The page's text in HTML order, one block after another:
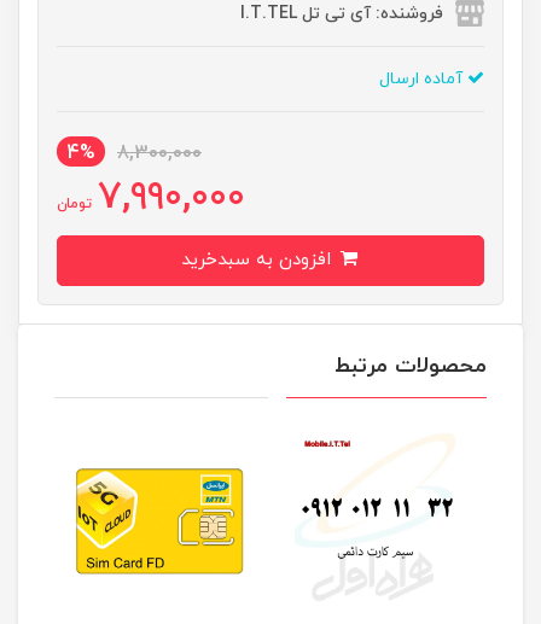
فروشنده: آی تی تل I.T.TEL
آماده ارسال
8,300,000
4%
7,990,000 تومان
محصولات مرتبط